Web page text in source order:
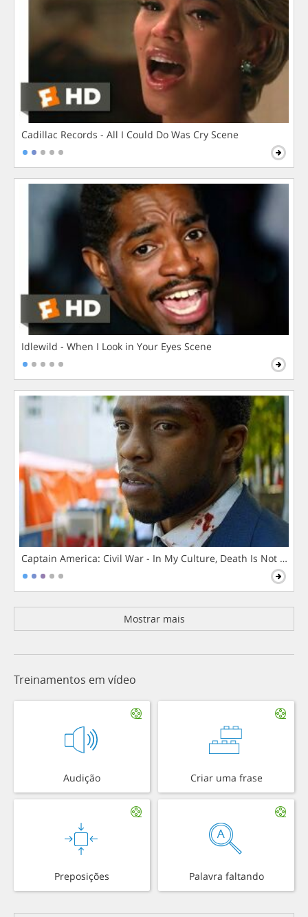
Cadillac Records - All I Could Do Was Cry Scene
Idlewild - When I Look in Your Eyes Scene
Captain America: Civil War - In My Culture, Death Is Not The
Mostrar mais
Treinamentos em vídeo
Audição Criar uma frase
Preposições Palavra faltando